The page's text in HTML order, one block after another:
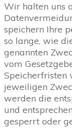
Wir halten uns
speichern Ihre
so lange, wie
genannten
vom
Speicherfristen
jeweiligen
werden die
und
gesperrt oder